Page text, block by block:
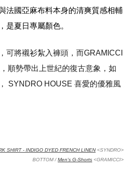
法國亞麻布料本身的清爽質感相輔
是夏日專屬顏色。
可將襯衫紮入褲頭，而GRAMICCI
順勢帶出上世紀的復古意象，如
SYNDRO HOUSE 喜愛的優雅風
SHIRT - INDIGO DYED FRENCH LINEN <SYNDRO>
BOTTOM /Men's G-Shorts <GRAMICCI>